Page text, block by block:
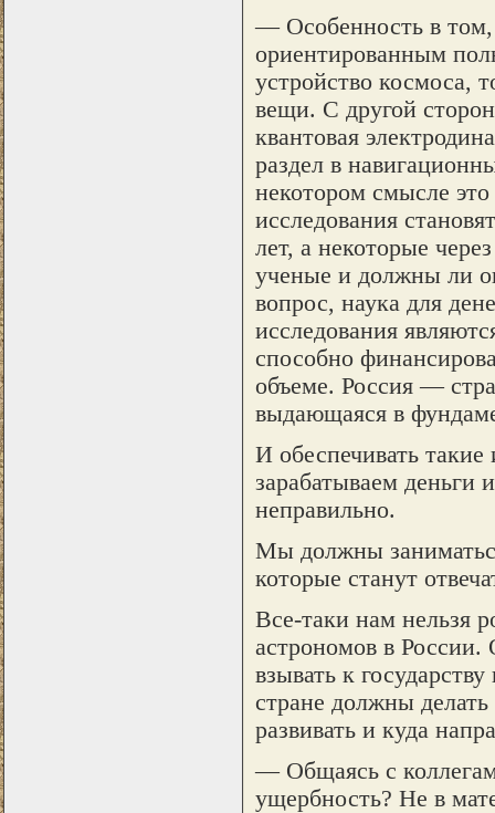
— Особенность в
ориентированным
устройство космоса,
вещи. С другой
квантовая
раздел в
некотором смысле
исследования
лет, а некоторые
ученые и должны ли
вопрос, наука для
исследования
способно
объеме. Россия —
выдающаяся в
И обеспечивать
зарабатываем деньги
неправильно.
Мы должны
которые станут
Все-таки нам нельзя
астрономов в
взывать к
стране должны
развивать и куда
— Общаясь с
ущербность? Не в